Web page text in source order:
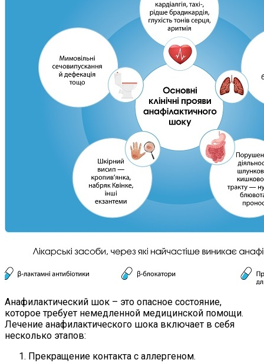
Анафилактический шок – это опасное состояние,
которое требует немедленной медицинской помощи.
Лечение анафилактического шока включает в себя
несколько этапов:
Прекращение контакта с аллергеном.